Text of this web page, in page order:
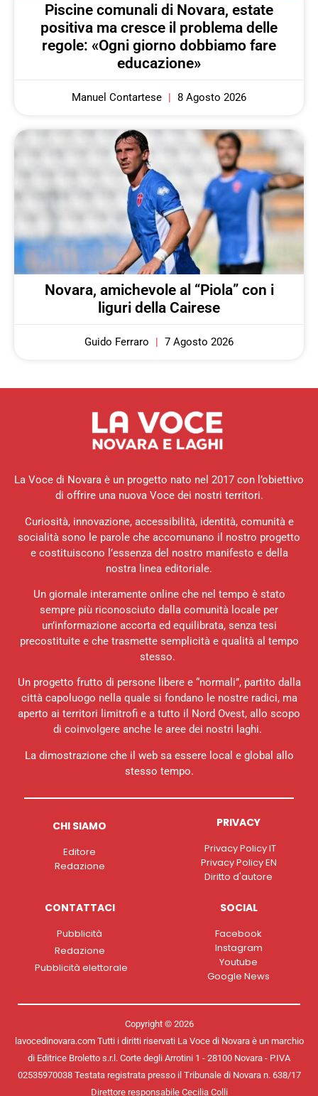
Piscine comunali di Novara, estate
positiva ma cresce il problema delle
regole: «Ogni giorno dobbiamo fare
educazione»
Manuel Contartese 8 Agosto 2026
Novara, amichevole al “Piola” con i
liguri della Cairese
Guido Ferraro 7 Agosto 2026
La Voce di Novara è un progetto nato nel 2017 con l’obiettivo
di offrire una nuova Voce dei nostri territori.
Curiosità, innovazione, accessibilità, identità, comunità e
socialità sono le parole che accomunano il nostro progetto
e costituiscono l’essenza del nostro manifesto e della
nostra linea editoriale.
Un giornale interamente online che nel tempo è stato
sempre più riconosciuto dalla comunità locale per
un’informazione accorta ed equilibrata, senza tesi
precostituite e che trasmette semplicità e qualità al tempo
stesso.
Un progetto frutto di persone libere e “normali”, partito dalla
città capoluogo nella quale si fondano le nostre radici, ma
aperto ai territori limitrofi e a tutto il Nord Ovest, allo scopo
di coinvolgere anche le aree dei nostri laghi.
La dimostrazione che il web sa essere local e global allo
stesso tempo.
CHI SIAMO
Editore
Redazione
PRIVACY
Privacy Policy IT
Privacy Policy EN
Diritto d'autore
CONTATTACI
Pubblicità
Redazione
Pubblicità elettorale
SOCIAL
Facebook
Instagram
Youtube
Google News
Copyright © 2026
lavocedinovara.com Tutti i diritti riservati La Voce di Novara è un marchio
di Editrice Broletto s.r.l. Corte degli Arrotini 1 - 28100 Novara - P.IVA
02535970038 Testata registrata presso il Tribunale di Novara n. 638/17
Direttore responsabile Cecilia Colli